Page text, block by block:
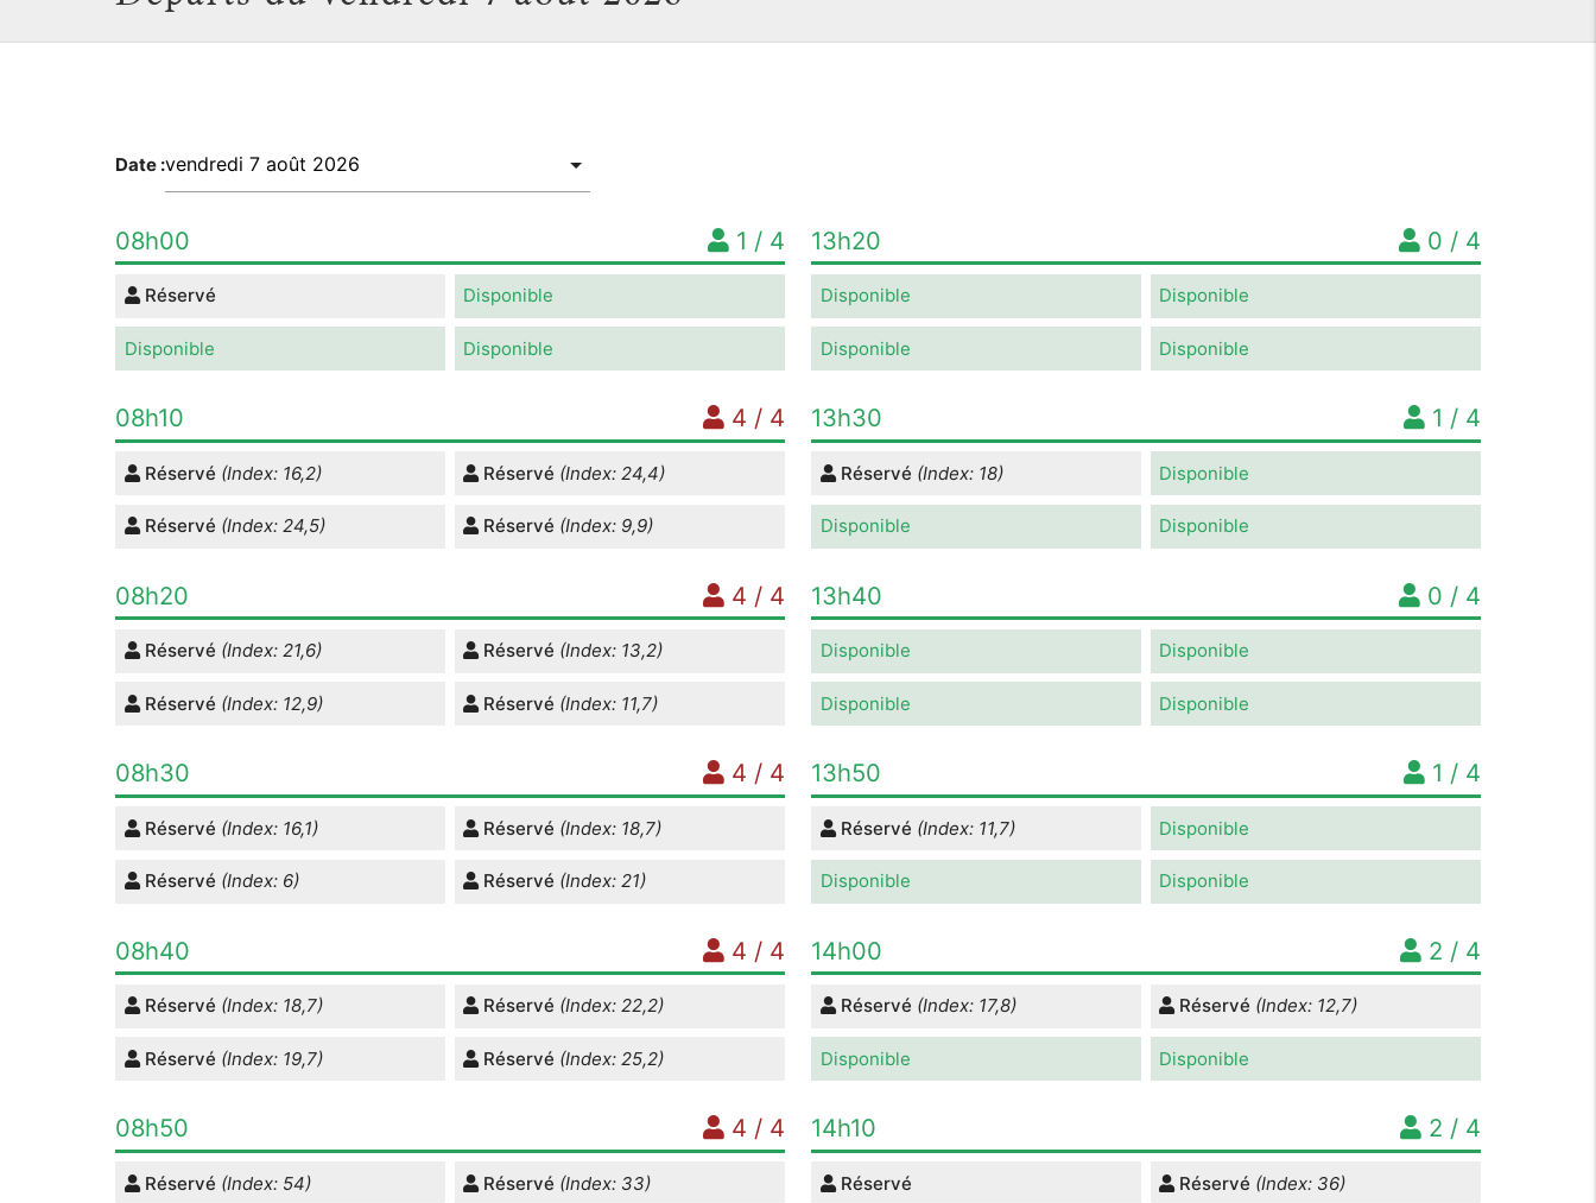
Date :
08h00 1 / 4
Réservé Disponible
Disponible Disponible
08h10 4 / 4
Réservé (Index: 16,2) Réservé (Index: 24,4)
Réservé (Index: 24,5) Réservé (Index: 9,9)
08h20 4 / 4
Réservé (Index: 21,6) Réservé (Index: 13,2)
Réservé (Index: 12,9) Réservé (Index: 11,7)
08h30 4 / 4
Réservé (Index: 16,1) Réservé (Index: 18,7)
Réservé (Index: 6) Réservé (Index: 21)
08h40 4 / 4
Réservé (Index: 18,7) Réservé (Index: 22,2)
Réservé (Index: 19,7) Réservé (Index: 25,2)
08h50 4 / 4
Réservé (Index: 54) Réservé (Index: 33)
13h20 0 / 4
Disponible Disponible
Disponible Disponible
13h30 1 / 4
Réservé (Index: 18) Disponible
Disponible Disponible
13h40 0 / 4
Disponible Disponible
Disponible Disponible
13h50 1 / 4
Réservé (Index: 11,7) Disponible
Disponible Disponible
14h00 2 / 4
Réservé (Index: 17,8) Réservé (Index: 12,7)
Disponible Disponible
14h10 2 / 4
Réservé Réservé (Index: 36)